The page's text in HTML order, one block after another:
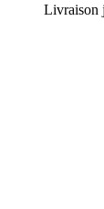
Livraison